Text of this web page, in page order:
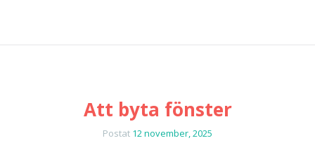
Att byta fönster
Postat 12 november, 2025